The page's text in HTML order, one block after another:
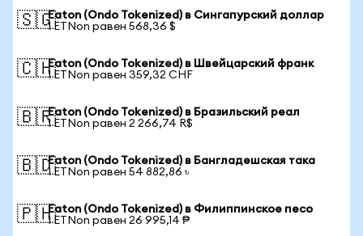
🇸🇬Eaton (Ondo Tokenized) в Сингапурский доллар
1 ETNon равен 568,36 $
🇨🇭Eaton (Ondo Tokenized) в Швейцарский франк
1 ETNon равен 359,32 CHF
🇧🇷Eaton (Ondo Tokenized) в Бразильский реал
1 ETNon равен 2 266,74 R$
🇧🇩Eaton (Ondo Tokenized) в Бангладешская така
1 ETNon равен 54 882,86 ৳
🇵🇭Eaton (Ondo Tokenized) в Филиппинское песо
1 ETNon равен 26 995,14 ₱